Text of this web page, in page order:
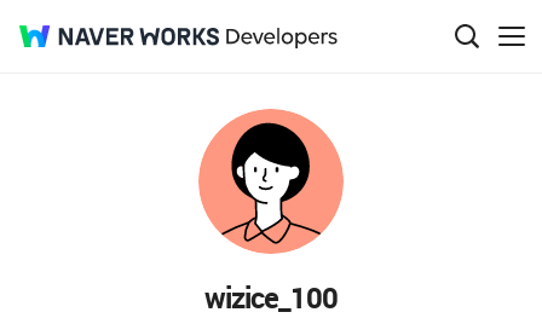
wizice_100